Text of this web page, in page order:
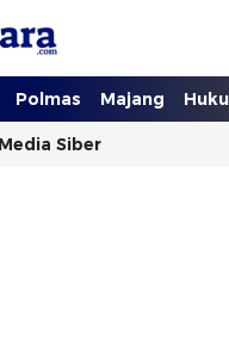
Polmas Majang
Siber